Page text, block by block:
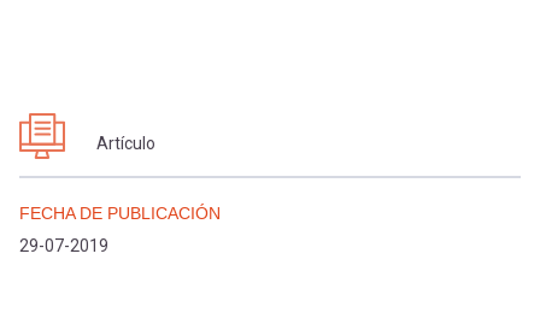
mi
cuenta
Artículo
FECHA DE PUBLICACIÓN
29-07-2019